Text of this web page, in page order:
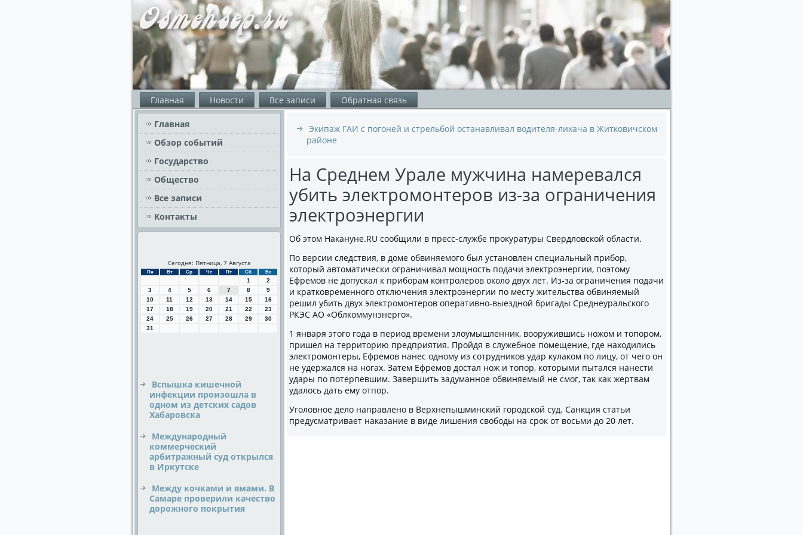
Главная Новости Все записи Обратная связь
Главная
Обзор событий
Государство
Общество
Все записи
Контакты
Сегодня: Пятница, 7 Августа
Пн Вт Ср Чт Пт Сб Вс
1
2
3
4 5 6 7 8
9
10
11 12 13 14 15
16
17
18 19 20 21 22
23
24
25 26 27 28 29
30
31
Вспышка кишечной
инфекции произошла в
одном из детских садов
Хабаровска
Международный
коммерческий
арбитражный суд открылся
в Иркутске
Между кочками и ямами. В
Самаре проверили качество
дорожного покрытия
Экипаж ГАИ с погоней и стрельбой останавливал водителя-лихача в Житковичском
районе
На Среднем Урале мужчина намеревался
убить электромонтеров из-за ограничения
электроэнергии
Об этом Накануне.RU сообщили в пресс-службе прокуратуры Свердловской области.
По версии следствия, в доме обвиняемого был установлен специальный прибор,
который автоматически ограничивал мощность подачи электроэнергии, поэтому
Ефремов не допускал к приборам контролеров около двух лет. Из-за ограничения подачи
и кратковременного отключения электроэнергии по месту жительства обвиняемый
решил убить двух электромонтеров оперативно-выездной бригады Среднеуральского
РКЭС АО «Облкоммунэнерго».
1 января этого года в период времени злоумышленник, вооружившись ножом и топором,
пришел на территорию предприятия. Пройдя в служебное помещение, где находились
электромонтеры, Ефремов нанес одному из сотрудников удар кулаком по лицу, от чего он
не удержался на ногах. Затем Ефремов достал нож и топор, которыми пытался нанести
удары по потерпевшим. Завершить задуманное обвиняемый не смог, так как жертвам
удалось дать ему отпор.
Уголовное дело направлено в Верхнепышминский городской суд. Санкция статьи
предусматривает наказание в виде лишения свободы на срок от восьми до 20 лет.